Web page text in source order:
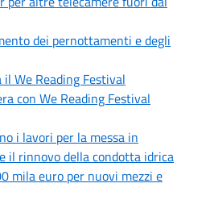
dei pernottamenti e degli
We Reading Festival
con We Reading Festival
i lavori per la messa in
il rinnovo della condotta idrica
mila euro per nuovi mezzi e